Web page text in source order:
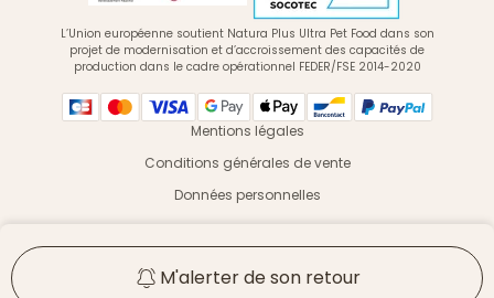
M'alerter de son retour
L’Union européenne soutient Natura Plus Ultra Pet Food dans son
projet de modernisation et d’accroissement des capacités de
production dans le cadre opérationnel FEDER/FSE 2014-2020
Mentions légales
Conditions générales de vente
Données personnelles
© 2026 Ultra Premium Direct - Tous droits réservés